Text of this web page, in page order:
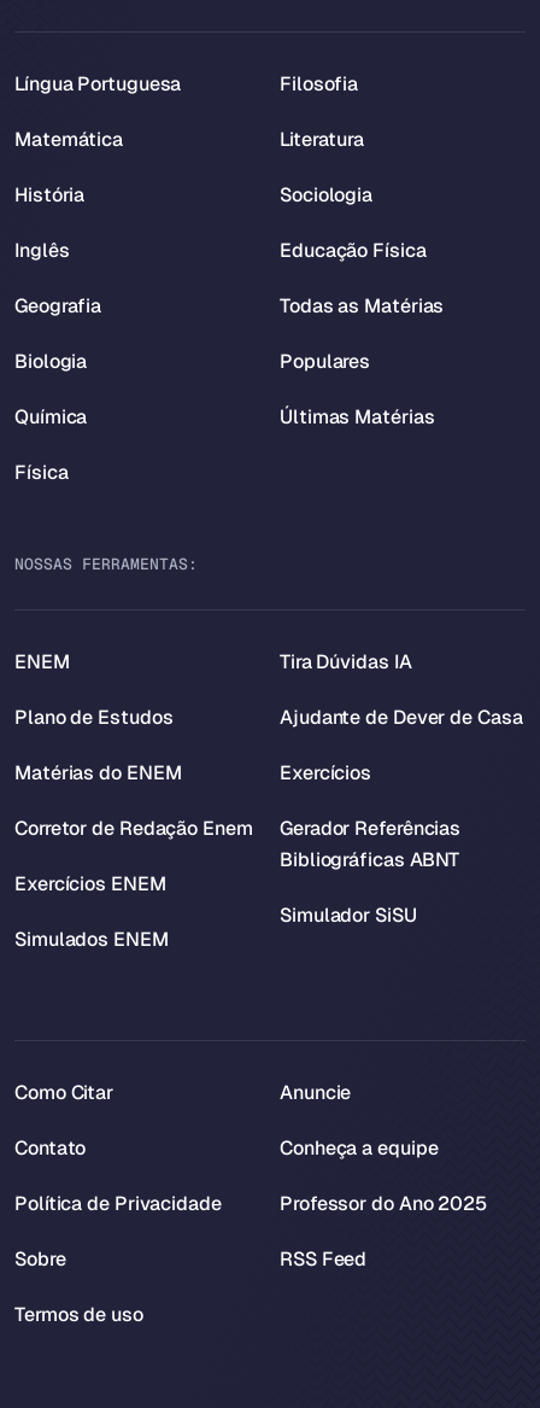
Língua Portuguesa
Matemática
História
Inglês
Geografia
Biologia
Química
Física
Filosofia
Literatura
Sociologia
Educação Física
Todas as Matérias
Populares
Últimas Matérias
NOSSAS FERRAMENTAS:
ENEM
Plano de Estudos
Matérias do ENEM
Corretor de Redação Enem
Exercícios ENEM
Simulados ENEM
Tira Dúvidas IA
Ajudante de Dever de Casa
Exercícios
Gerador Referências
Bibliográficas ABNT
Simulador SiSU
Como Citar
Contato
Política de Privacidade
Sobre
Termos de uso
Anuncie
Conheça a equipe
Professor do Ano 2025
RSS Feed